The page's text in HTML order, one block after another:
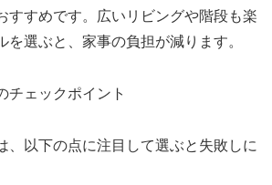
すすめです。広いリビングや階段も楽
を選ぶと、家事の負担が減ります。
チェックポイント
、以下の点に注目して選ぶと失敗しに